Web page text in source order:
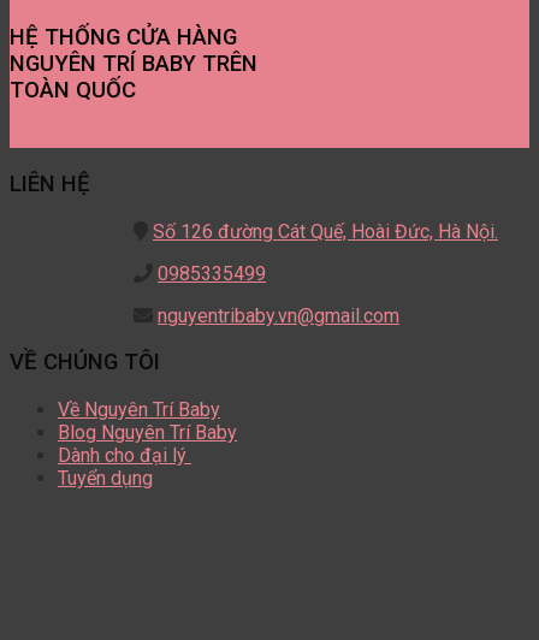
HỆ THỐNG CỬA HÀNG
NGUYÊN TRÍ BABY TRÊN
TOÀN QUỐC
LIÊN HỆ
Số 126 đường Cát Quế, Hoài Đức, Hà Nội.
0985335499
nguyentribaby.vn@gmail.com
VỀ CHÚNG TÔI
Về Nguyên Trí Baby
Blog Nguyên Trí Baby
Dành cho đại lý
Tuyển dụng